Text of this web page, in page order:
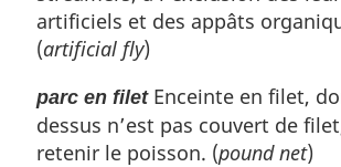
artificiels et des appâts
(artificial fly)
parc en filetEnceinte en filet,
dessus n’est pas couvert de
retenir le poisson. (pound net)